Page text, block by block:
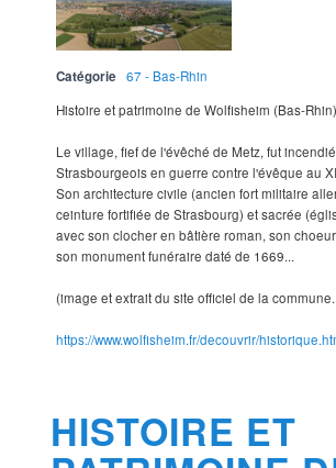
Catégorie
67 - Bas-Rhin
Histoire et patrimoine de Wolfisheim (Bas-Rhin)
Le village, fief de l'évêché de Metz, fut
Strasbourgeois en guerre contre l'évêque au
Son architecture civile (ancien fort militaire
ceinture fortifiée de Strasbourg) et sacrée
avec son clocher en bâtière roman, son
son monument funéraire daté de 1669...
(image et extrait du site officiel de la
https://www.wolfisheim.fr/decouvrir/
HISTOIRE ET